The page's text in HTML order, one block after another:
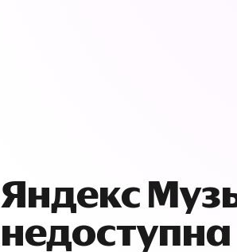
Яндекс
недоступна